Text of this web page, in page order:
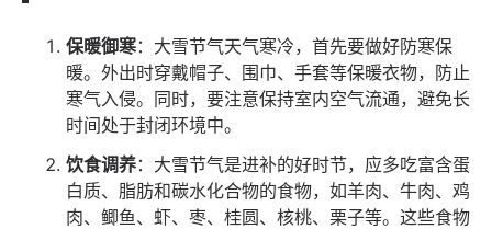
保暖御寒：大雪节气天气寒冷，首先要做好防寒保
暖。外出时穿戴帽子、围巾、手套等保暖衣物，防止
寒气入侵。同时，要注意保持室内空气流通，避免长
时间处于封闭环境中。
饮食调养：大雪节气是进补的好时节，应多吃富含蛋
白质、脂肪和碳水化合物的食物，如羊肉、牛肉、鸡
肉、鲫鱼、虾、枣、桂圆、核桃、栗子等。这些食物